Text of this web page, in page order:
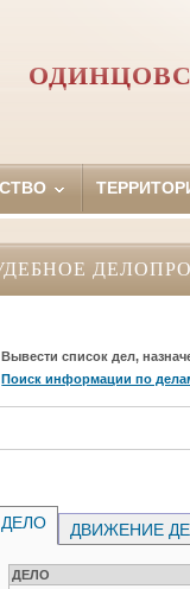
Вывести список дел,
Поиск информации по
ДЕЛО ДВИЖЕНИЕ
ДЕЛО